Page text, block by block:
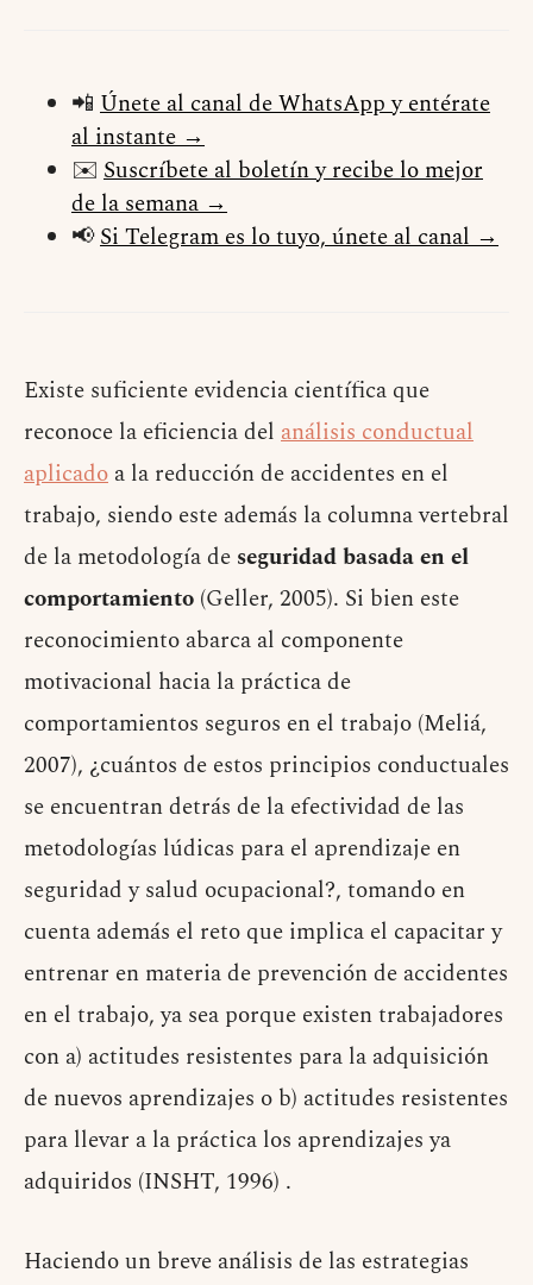
📲 Únete al canal de WhatsApp y entérate
al instante →
✉️ Suscríbete al boletín y recibe lo mejor
de la semana →
📢Si Telegram es lo tuyo, únete al canal →
Existe suficiente evidencia científica que
reconoce la eficiencia del análisis conductual
aplicado a la reducción de accidentes en el
trabajo, siendo este además la columna vertebral
de la metodología de seguridad basada en el
comportamiento (Geller, 2005). Si bien este
reconocimiento abarca al componente
motivacional hacia la práctica de
comportamientos seguros en el trabajo (Meliá,
2007), ¿cuántos de estos principios conductuales
se encuentran detrás de la efectividad de las
metodologías lúdicas para el aprendizaje en
seguridad y salud ocupacional?, tomando en
cuenta además el reto que implica el capacitar y
entrenar en materia de prevención de accidentes
en el trabajo, ya sea porque existen trabajadores
con a) actitudes resistentes para la adquisición
de nuevos aprendizajes o b) actitudes resistentes
para llevar a la práctica los aprendizajes ya
adquiridos (INSHT, 1996) .
Haciendo un breve análisis de las estrategias